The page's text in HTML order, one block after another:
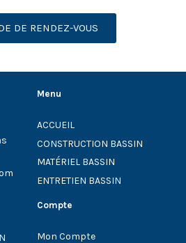
DE RENDEZ-VOUS
Menu
ACCUEIL
CONSTRUCTION BASSIN
MATÉRIEL BASSIN
ENTRETIEN BASSIN
Compte
Mon Compte